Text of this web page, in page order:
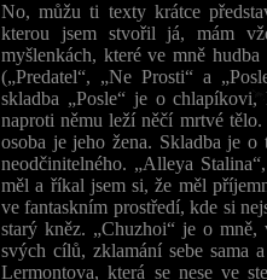
No, můžu ti texty krátce
kterou jsem stvořil já, mám
myšlenkách, které ve mně
(„Predatel“, „Ne Prosti“ a
skladba „Posle“ je o
naproti němu leží něčí mrtvé
osoba je jeho žena. Skladba je o
neodčinitelného. „Alleya
měl a říkal jsem si, že měl
ve fantaskním prostředí, kde si
starý kněz. „Chuzhoi“ je o mně,
svých cílů, zklamání sebe sama
Lermontova, která se nese ve